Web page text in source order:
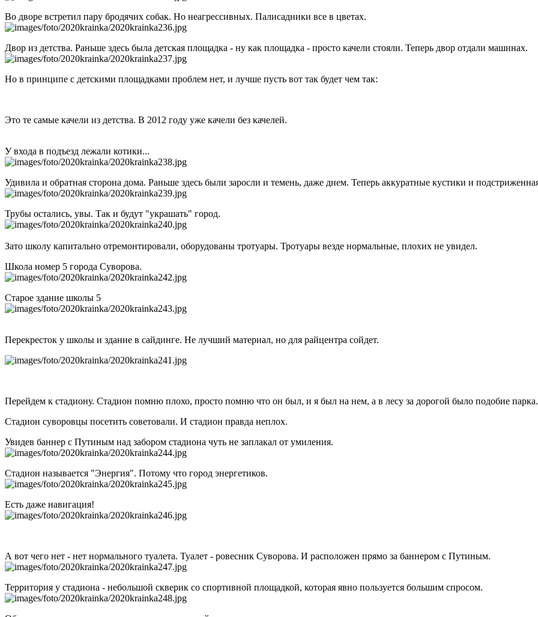
Во дворе встретил пару бродячих собак. Но неагрессивных. Палисадники все в цветах.
Двор из детства. Раньше здесь была детская площадка - ну как площадка - просто качели стояли. Теперь двор отдали машинах.
Но в принципе с детскими площадками проблем нет, и лучше пусть вот так будет чем так:
Это те самые качели из детства. В 2012 году уже качели без качелей.
У входа в подъезд лежали котики...
Удивила и обратная сторона дома. Раньше здесь были заросли и темень, даже днем. Теперь аккуратные кустики и
Трубы остались, увы. Так и будут "украшать" город.
Зато школу капитально отремонтировали, оборудованы тротуары. Тротуары везде нормальные, плохих не увидел.
Школа номер 5 города Суворова.
Старое здание школы 5
Перекресток у школы и здание в сайдинге. Не лучший материал, но для райцентра сойдет.
Перейдем к стадиону. Стадион помню плохо, просто помню что он был, и я был на нем, а в лесу за дорогой было подобие парка.
Стадион суворовцы посетить советовали. И стадион правда неплох.
Увидев баннер с Путиным над забором стадиона чуть не заплакал от умиления.
Стадион называется "Энергия". Потому что город энергетиков.
Есть даже навигация!
А вот чего нет - нет нормального туалета. Туалет - ровесник Суворова. И расположен прямо за баннером с Путиным.
Территория у стадиона - небольшой скверик со спортивной площадкой, которая явно пользуется большим спросом.